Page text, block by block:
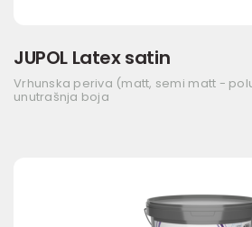
JUPOL Latex satin
Vrhunska periva (matt, semi matt -
unutrašnja boja